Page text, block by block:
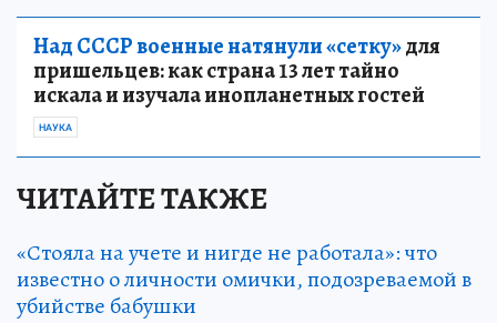
Над СССР военные натянули «сетку»для
пришельцев: как страна 13 лет тайно
искала и изучала инопланетных гостей
НАУКА
ЧИТАЙТЕ ТАКЖЕ
«Стояла на учете и нигде не работала»: что
известно о личности омички, подозреваемой в
убийстве бабушки